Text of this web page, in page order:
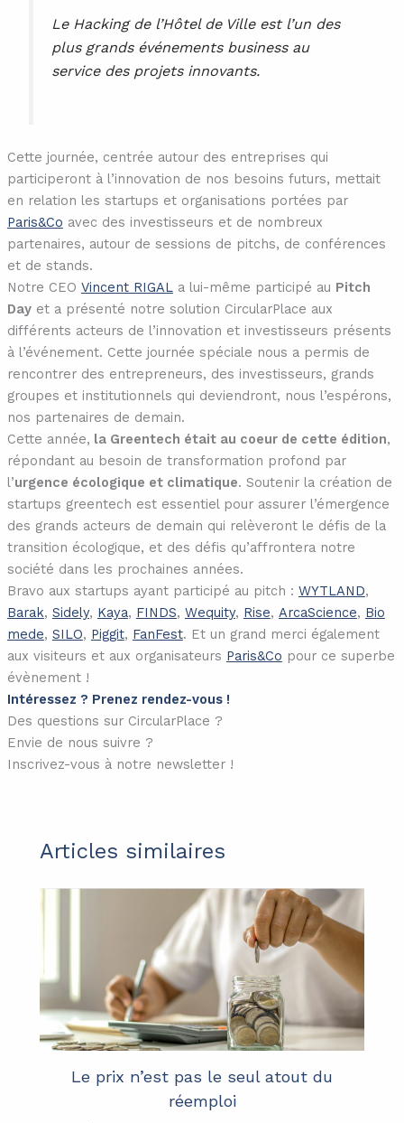
Le Hacking de l’Hôtel de Ville est l’un des
plus grands événements business au
service des projets innovants.
Cette journée, centrée autour des entreprises qui
participeront à l’innovation de nos besoins futurs, mettait
en relation les startups et organisations portées par
Paris&Co avec des investisseurs et de nombreux
partenaires, autour de sessions de pitchs, de conférences
et de stands.
Notre CEO Vincent RIGALa lui-même participé au Pitch
Dayet a présenté notre solution CircularPlace aux
différents acteurs de l’innovation et investisseurs présents
à l’événement. Cette journée spéciale nous a permis de
rencontrer des entrepreneurs, des investisseurs, grands
groupes et institutionnels qui deviendront, nous l’espérons,
nos partenaires de demain.
Cette année, la Greentech était au coeur de cette édition,
répondant au besoin de transformation profond par
l’urgence écologique et climatique. Soutenir la création de
startups greentech est essentiel pour assurer l’émergence
des grands acteurs de demain qui relèveront le défis de la
transition écologique, et des défis qu’affrontera notre
société dans les prochaines années.
Bravo aux startups ayant participé au pitch : WYTLAND,
Barak, Sidely, Kaya, FINDS, Wequity, Rise, ArcaScience, Bio
mede, SILO, Piggit, FanFest. Et un grand merci également
aux visiteurs et aux organisateurs Paris&Co pour ce superbe
évènement !
Intéressez ? Prenez rendez-vous !
Des questions sur CircularPlace ?
Envie de nous suivre ?
Inscrivez-vous à notre newsletter !
Articles similaires
Le prix n’est pas le seul atout du
réemploi